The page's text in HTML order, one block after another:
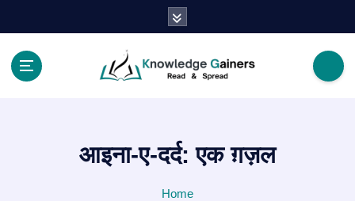
आइना-ए-दर्द: एक ग़ज़ल
Home